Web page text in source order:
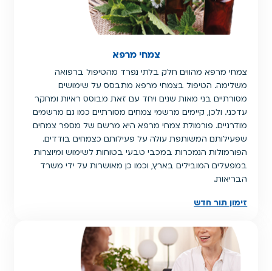
צמחי מרפא
צמחי מרפא מהווים חלק בלתי נפרד מהטיפול ברפואה
משלימה. הטיפול בצמחי מרפא מתבסס על שימושים
מסורתיים בני מאות שנים ויחד עם זאת מבוסס ראיות ומחקר
עדכני. ולכן, קיימים מרשמי צמחים מסורתיים כמו גם מרשמים
מודרניים. פורמולת צמחי מרפא היא מרשם של מספר צמחים
שפעילותם המשותפת עולה על פעילותם כצמחים בודדים.
הפורמולות הנמכרות במכבי טבעי בטוחות לשימוש ומיוצרות
במפעלים המובילים בארץ, וכמו כן מאושרות על ידי משרד
הבריאות.
זימון תור חדש